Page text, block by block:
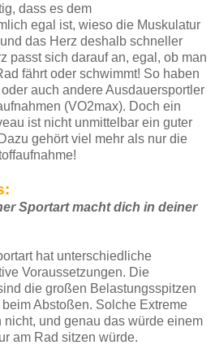
dass es dem
egal ist, wieso die Muskulatur
das Herz deshalb schneller
passt sich darauf an, egal, ob man
fährt oder schwimmt! So haben
auch andere Ausdauersportler
(VO2max). Doch ein
ist nicht unmittelbar ein guter
gehört viel mehr als nur die
Sportart macht dich in deiner
hat unterschiedliche
Voraussetzungen. Die
die großen Belastungsspitzen
Abstoßen. Solche Extreme
nicht, und genau das würde einem
am Rad sitzen würde.